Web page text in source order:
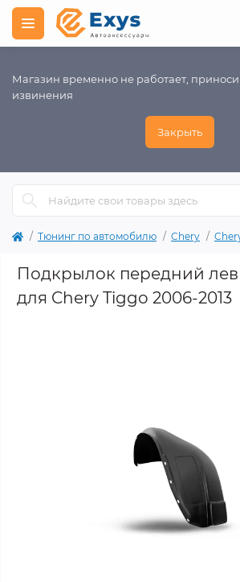
Магазин временно не работает,
извинения
Закрыть
Тюнинг по автомобилю Chery
Подкрылок передний
для Chery Tiggo 2006-2013